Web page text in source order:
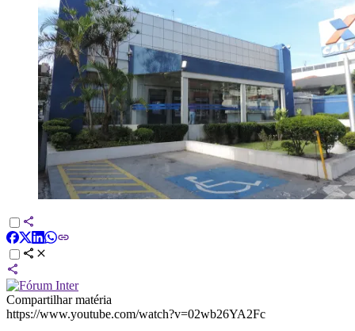
Compartilhar matéria
https://www.youtube.com/watch?v=02wb26YA2Fc